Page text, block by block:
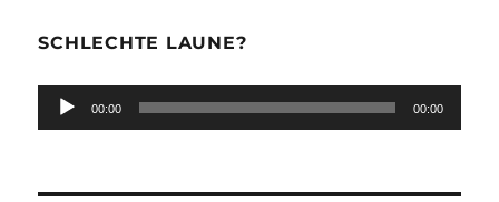
SCHLECHTE LAUNE?
Audio-
Player
00:00 00:00